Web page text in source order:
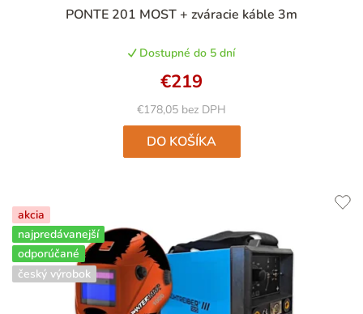
PONTE 201 MOST + zváracie káble 3m
hodnotenie
je
4,7
z
5
hviezdičiek.
Dostupné do 5 dní
€178,05 bez DPH
€219
DO KOŠÍKA
akcia
najpredávanejší
odporúčané
český výrobok